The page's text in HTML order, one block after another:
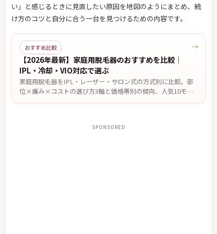
い」と感じるときに見直したい原因を地図のようにまとめ、続
け方のコツと自分に合う一台を見つけるための内容です。
おすすめ比較
【2026年最新】家庭用脱毛器のおすすめを比較｜
IPL・冷却・VIO対応で選ぶ
家庭用脱毛器をIPL・レーザー・サロン式の方式別に比較。部
位×痛み×コストの選び方3軸と価格帯別の傾向、人気10モデ
ルの比較を編集部がまとめました。効果の感じ方には個人差が
→
SPONSORED